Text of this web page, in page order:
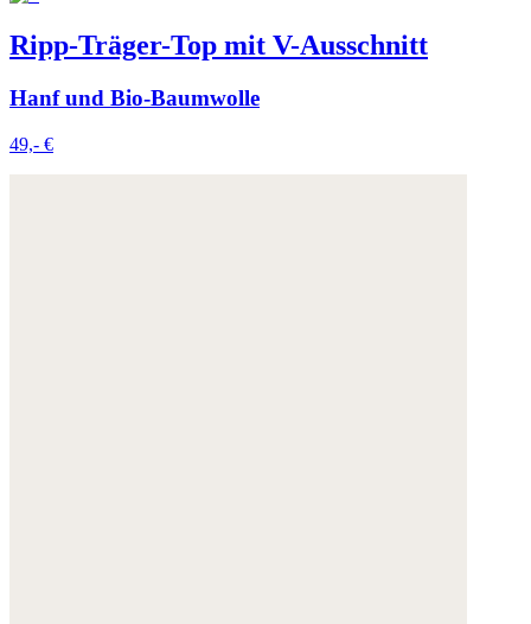
Ripp-Träger-Top mit V-Ausschnitt
Hanf und Bio-Baumwolle
49,- €